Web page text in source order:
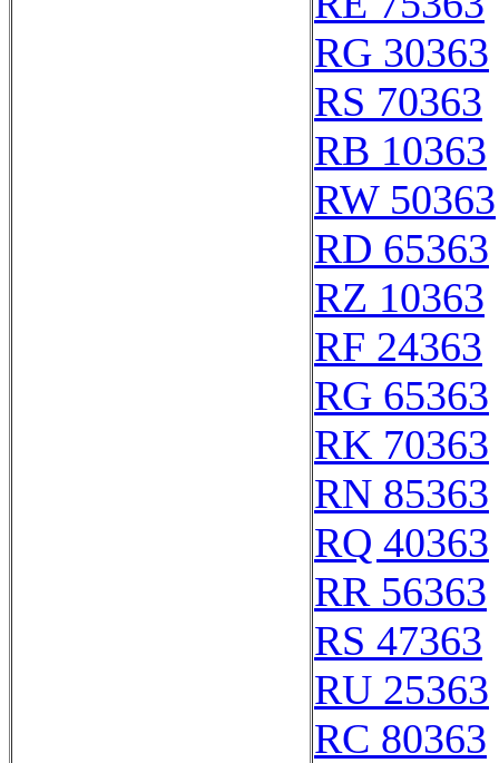
RG 30363
RS 70363
RB 10363
RW 50363
RD 65363
RZ 10363
RF 24363
RG 65363
RK 70363
RN 85363
RQ 40363
RR 56363
RS 47363
RU 25363
RC 80363